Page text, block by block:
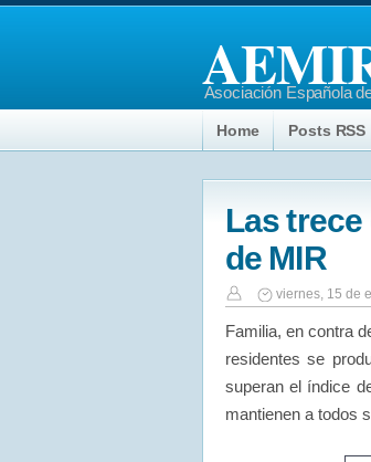
Asociación Española
Home Posts RSS
Las
de MIR
viernes, 15 de
Familia, en contra
residentes se
superan el índice
mantienen a todos